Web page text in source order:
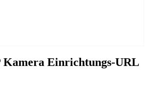
Kamera Einrichtungs-URL